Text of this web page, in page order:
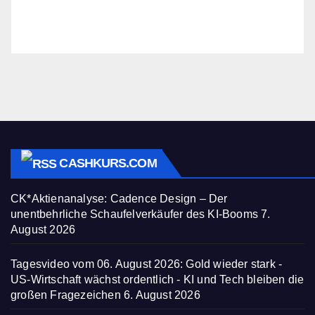
CASHKURS.COM
CK*Aktienanalyse: Cadence Design – Der
unentbehrliche Schaufelverkäufer des KI-Booms 7.
August 2026
Tagesvideo vom 06. August 2026: Gold wieder stark -
US-Wirtschaft wächst ordentlich - KI und Tech bleiben die
großen Fragezeichen 6. August 2026